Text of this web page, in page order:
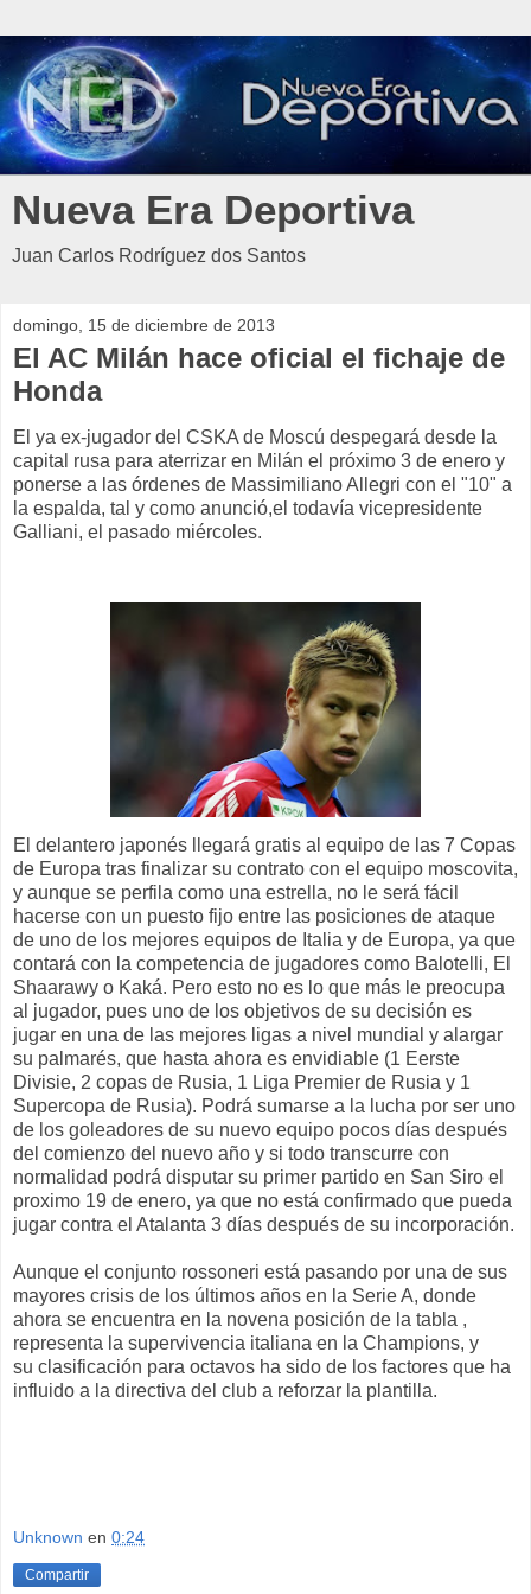
Nueva Era Deportiva
Juan Carlos Rodríguez dos Santos
domingo, 15 de diciembre de 2013
El AC Milán hace oficial el fichaje de
Honda
El ya ex-jugador del CSKA de Moscú despegará desde la
capital rusa para aterrizar en Milán el próximo 3 de enero y
ponerse a las órdenes de Massimiliano Allegri con el "10" a
la espalda, tal y como anunció,el todavía vicepresidente
Galliani, el pasado miércoles.
El delantero japonés llegará gratis al equipo de las 7 Copas
de Europa tras finalizar su contrato con el equipo moscovita,
y aunque se perfila como una estrella, no le será fácil
hacerse con un puesto fijo entre las posiciones de ataque
de uno de los mejores equipos de Italia y de Europa, ya que
contará con la competencia de jugadores como Balotelli, El
Shaarawy o Kaká. Pero esto no es lo que más le preocupa
al jugador, pues uno de los objetivos de su decisión es
jugar en una de las mejores ligas a nivel mundial y alargar
su palmarés, que hasta ahora es envidiable (1 Eerste
Divisie, 2 copas de Rusia, 1 Liga Premier de Rusia y 1
Supercopa de Rusia). Podrá sumarse a la lucha por ser uno
de los goleadores de su nuevo equipo pocos días después
del comienzo del nuevo año y si todo transcurre con
normalidad podrá disputar su primer partido en San Siro el
proximo 19 de enero, ya que no está confirmado que pueda
jugar contra el Atalanta 3 días después de su incorporación.
Aunque el conjunto rossoneri está pasando por una de sus
mayores crisis de los últimos años en la Serie A, donde
ahora se encuentra en la novena posición de la tabla ,
representa la supervivencia italiana en la Champions, y
su clasificación para octavos ha sido de los factores que ha
influido a la directiva del club a reforzar la plantilla.
Unknown en 0:24
Compartir